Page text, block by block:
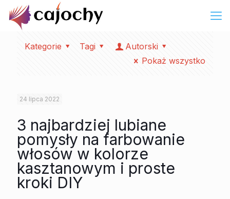
Kategorie Tagi
Autorski
Pokaż wszystko
24 lipca 2022
3 najbardziej lubiane
pomysły na farbowanie
włosów w kolorze
kasztanowym i proste
kroki DIY